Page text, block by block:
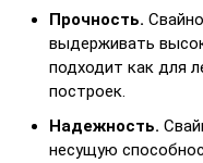
Прочность.
выдерживать
подходит как для
построек.
Надежность.
несущую